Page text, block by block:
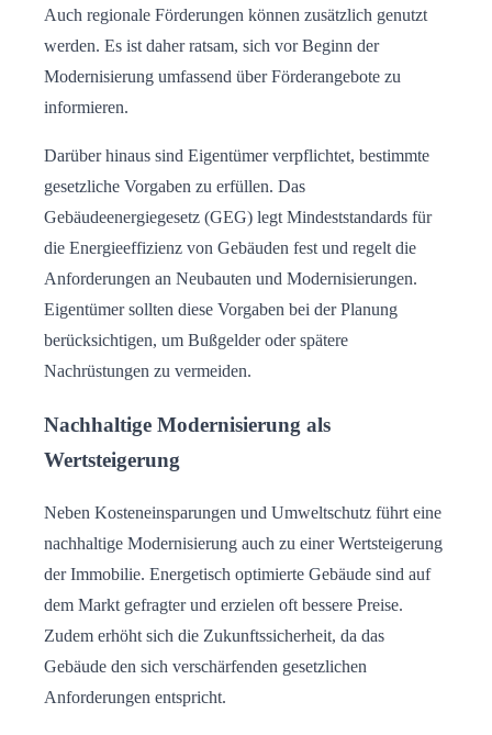
Auch regionale Förderungen können zusätzlich genutzt
werden. Es ist daher ratsam, sich vor Beginn der
Modernisierung umfassend über Förderangebote zu
informieren.
Darüber hinaus sind Eigentümer verpflichtet, bestimmte
gesetzliche Vorgaben zu erfüllen. Das
Gebäudeenergiegesetz (GEG) legt Mindeststandards für
die Energieeffizienz von Gebäuden fest und regelt die
Anforderungen an Neubauten und Modernisierungen.
Eigentümer sollten diese Vorgaben bei der Planung
berücksichtigen, um Bußgelder oder spätere
Nachrüstungen zu vermeiden.
Nachhaltige Modernisierung als
Wertsteigerung
Neben Kosteneinsparungen und Umweltschutz führt eine
nachhaltige Modernisierung auch zu einer Wertsteigerung
der Immobilie. Energetisch optimierte Gebäude sind auf
dem Markt gefragter und erzielen oft bessere Preise.
Zudem erhöht sich die Zukunftssicherheit, da das
Gebäude den sich verschärfenden gesetzlichen
Anforderungen entspricht.